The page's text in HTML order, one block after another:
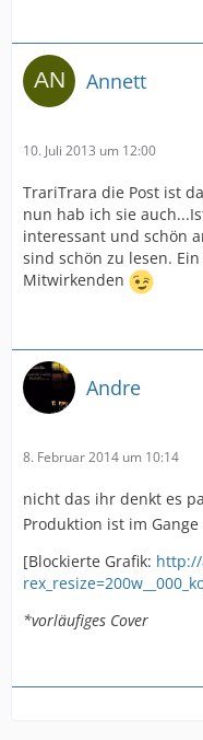
Annett
10. Juli 2013 um 12:00
TrariTrara die Post ist
nun hab ich sie
interessant und schön
sind schön zu lesen.
Mitwirkenden
Andre
8. Februar 2014 um 10:14
nicht das ihr denkt es
Produktion ist im Gange
[Blockierte Grafik:
*vorläufiges Cover